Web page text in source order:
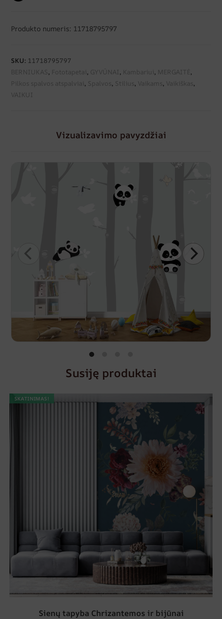
Produkto numeris: 11718795797
SKU: 11718795797
BERNIUKAS, Fototapetai, GYVŪNAI, Kambariui, MERGAITĖ,
Pilkos spalvos atspalviai, Spalvos , Stilius , Vaikams , Vaikiškas ,
VAIKUI
Vizualizavimo pavyzdžiai
Susiję produktai
SKATINIMAS!
Sienų tapyba Chrizantemos ir bijūnai